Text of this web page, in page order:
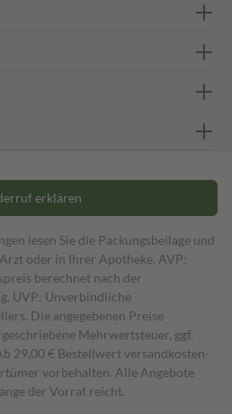
erklären
lesen Sie die Packungsbeilage und
oder in Ihrer Apotheke. AVP:
berechnet nach der
UVP: Unverbindliche
Die angegebenen Preise
Mehrwertsteuer, ggf.
29,00 € Bestell­wert versand­kosten­
vorbehalten. Alle Angebote
der Vorrat reicht.